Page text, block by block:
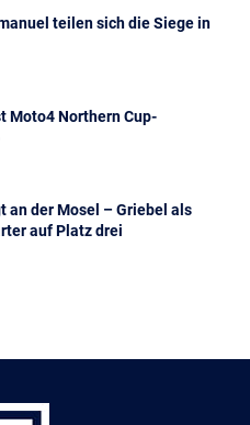
teilen sich die Siege in
Moto4 Northern Cup-
an der Mosel – Griebel als
auf Platz drei